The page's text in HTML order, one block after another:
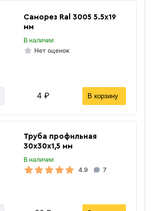
Саморез Ral 3005 5.5х19
мм
В наличии
Нет оценок
4 ₽ В корзину
Труба профильная
30х30х1,5 мм
В наличии
4.9 7